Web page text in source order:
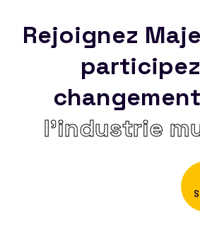
Rejoignez
l’industrie